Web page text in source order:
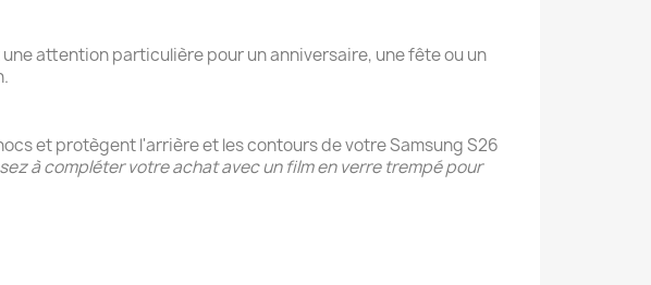
attention particulière pour un anniversaire, une fête ou un
et protègent l'arrière et les contours de votre Samsung S26
à compléter votre achat avec un film en verre trempé pour